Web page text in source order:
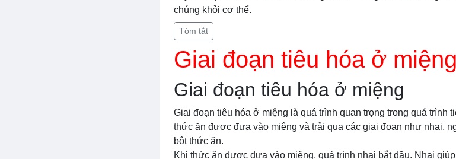
chúng khỏi cơ thể.
Tóm tắt
Giai đoạn tiêu hóa ở miệng
Giai đoạn tiêu hóa ở miệng
Giai đoạn tiêu hóa ở miệng là quá trình quan trọng trong quá trình
thức ăn được đưa vào miệng và trải qua các giai đoạn như nhai,
bột thức ăn.
Khi thức ăn được đưa vào miệng, quá trình nhai bắt đầu. Nhai